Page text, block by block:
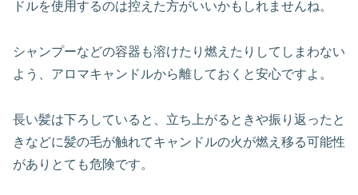
ドルを使用するのは控えた方がいいかもしれませんね。
シャンプーなどの容器も溶けたり燃えたりしてしまわない
よう、アロマキャンドルから離しておくと安心ですよ。
長い髪は下ろしていると、立ち上がるときや振り返ったと
きなどに髪の毛が触れてキャンドルの火が燃え移る可能性
がありとても危険です。